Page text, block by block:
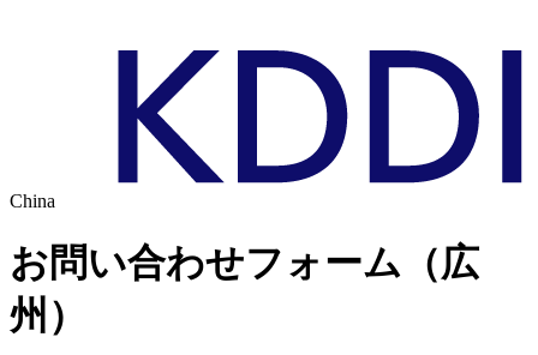
China
お問い合わせフォーム（広
州）